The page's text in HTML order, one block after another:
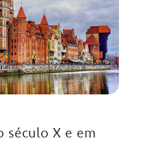
século X e em